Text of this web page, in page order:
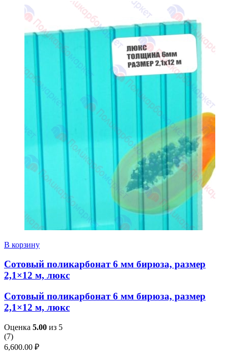
В корзину
Сотовый поликарбонат 6 мм бирюза, размер
2,1×12 м, люкс
Сотовый поликарбонат 6 мм бирюза, размер
2,1×12 м, люкс
Оценка 5.00 из 5
(7)
6,600.00 ₽